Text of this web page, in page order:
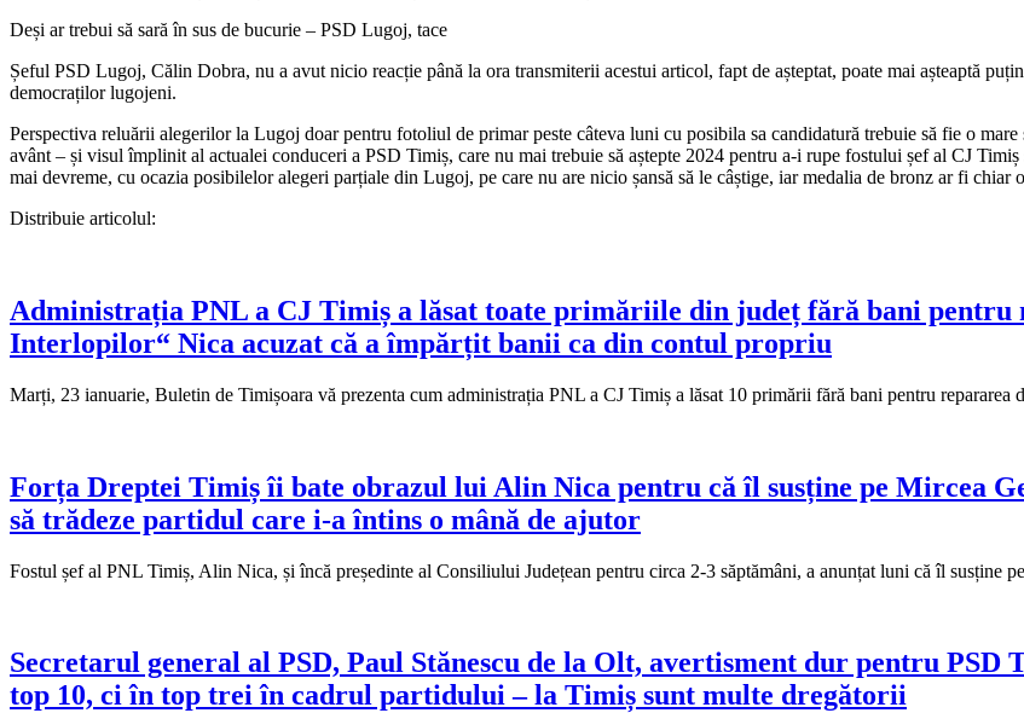
Deși ar trebui să sară în sus de bucurie – PSD Lugoj, tace
Șeful PSD Lugoj, Călin Dobra, nu a avut nicio reacție până la ora transmiterii acestui articol, fapt de așteptat, poate mai așteaptă
democraților lugojeni.
Perspectiva reluării alegerilor la Lugoj doar pentru fotoliul de primar peste câteva luni cu posibila sa candidatură trebuie să fie o
avânt – și visul împlinit al actualei conduceri a PSD Timiș, care nu mai trebuie să aștepte 2024 pentru a-i rupe fostului șef al CJ
mai devreme, cu ocazia posibilelor alegeri parțiale din Lugoj, pe care nu are nicio șansă să le câștige, iar medalia de bronz ar fi chiar
Distribuie articolul:
Administrația PNL a CJ Timiș a lăsat toate primăriile din județ fără bani
Interlopilor“ Nica acuzat că a împărțit banii ca din contul propriu
Marți, 23 ianuarie, Buletin de Timișoara vă prezenta cum administrația PNL a CJ Timiș a lăsat 10 primării fără bani pentru
Forța Dreptei Timiș îi bate obrazul lui Alin Nica pentru că îl susține pe Mircea
să trădeze partidul care i-a întins o mână de ajutor
Fostul șef al PNL Timiș, Alin Nica, și încă președinte al Consiliului Județean pentru circa 2-3 săptămâni, a anunțat luni că îl susține
Secretarul general al PSD, Paul Stănescu de la Olt, avertisment dur pentru
top 10, ci în top trei în cadrul partidului – la Timiș sunt multe dregătorii